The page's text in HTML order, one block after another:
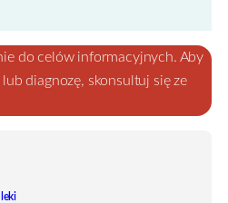
do celów informacyjnych. Aby
diagnozę, skonsultuj się ze